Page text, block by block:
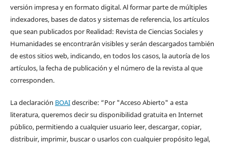
versión impresa y en formato digital. Al formar parte de múltiples
indexadores, bases de datos y sistemas de referencia, los artículos
que sean publicados por Realidad: Revista de Ciencias Sociales y
Humanidades se encontrarán visibles y serán descargados también
de estos sitios web, indicando, en todos los casos, la autoría de los
artículos, la fecha de publicación y el número de la revista al que
corresponden.
La declaración BOAIdescribe: “Por "Acceso Abierto" a esta
literatura, queremos decir su disponibilidad gratuita en Internet
público, permitiendo a cualquier usuario leer, descargar, copiar,
distribuir, imprimir, buscar o usarlos con cualquier propósito legal,